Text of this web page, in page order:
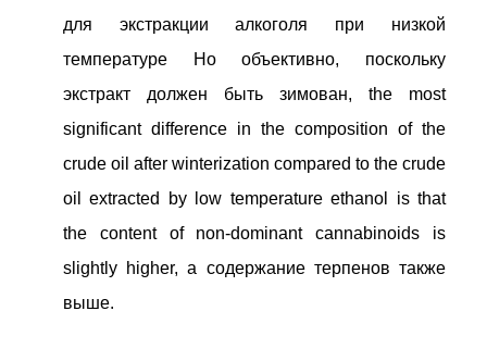
для экстракции алкоголя при низкой
температуре
Но объективно, поскольку
экстракт должен быть зимован, the most
significant difference in the composition of the
crude oil after winterization compared to the crude
oil extracted by low temperature ethanol is that
the content of non-dominant cannabinoids is
slightly higher, а содержание терпенов также
выше.